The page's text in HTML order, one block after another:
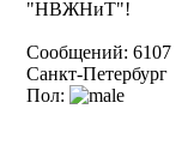
"НВЖНиТ"!
Сообщений: 6107
Санкт-Петербург
Пол: